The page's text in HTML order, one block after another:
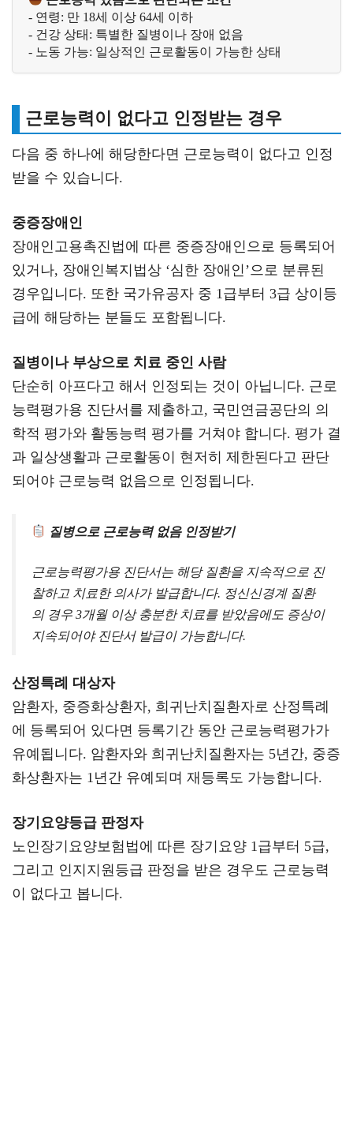
- 연령: 만 18세 이상 64세 이하
- 건강 상태: 특별한 질병이나 장애 없음
- 노동 가능: 일상적인 근로활동이 가능한 상태
근로능력이 없다고 인정받는 경우
다음 중 하나에 해당한다면 근로능력이 없다고 인정
받을 수 있습니다.
중증장애인
장애인고용촉진법에 따른 중증장애인으로 등록되어
있거나, 장애인복지법상 ‘심한 장애인’으로 분류된
경우입니다. 또한 국가유공자 중 1급부터 3급 상이등
급에 해당하는 분들도 포함됩니다.
질병이나 부상으로 치료 중인 사람
단순히 아프다고 해서 인정되는 것이 아닙니다. 근로
능력평가용 진단서를 제출하고, 국민연금공단의 의
학적 평가와 활동능력 평가를 거쳐야 합니다. 평가 결
과 일상생활과 근로활동이 현저히 제한된다고 판단
되어야 근로능력 없음으로 인정됩니다.
질병으로 근로능력 없음 인정받기
근로능력평가용 진단서는 해당 질환을 지속적으로 진
찰하고 치료한 의사가 발급합니다. 정신신경계 질환
의 경우 3개월 이상 충분한 치료를 받았음에도 증상이
지속되어야 진단서 발급이 가능합니다.
산정특례 대상자
암환자, 중증화상환자, 희귀난치질환자로 산정특례
에 등록되어 있다면 등록기간 동안 근로능력평가가
유예됩니다. 암환자와 희귀난치질환자는 5년간, 중증
화상환자는 1년간 유예되며 재등록도 가능합니다.
장기요양등급 판정자
노인장기요양보험법에 따른 장기요양 1급부터 5급,
그리고 인지지원등급 판정을 받은 경우도 근로능력
이 없다고 봅니다.